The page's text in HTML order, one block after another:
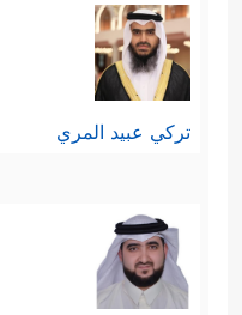
تركي عبيد المري